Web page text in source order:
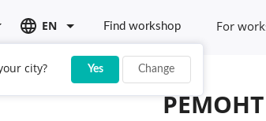
city? Yes Change
EN Find workshop For
РЕМОНТ